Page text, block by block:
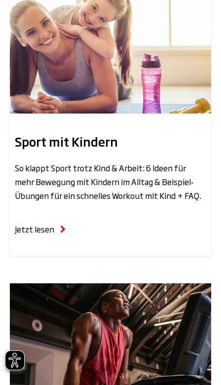
Sport mit Kindern
So klappt Sport trotz Kind & Arbeit: 6 Ideen für
mehr Bewegung mit Kindern im Alltag & Beispiel-
Übungen für ein schnelles Workout mit Kind + FAQ.
Jetzt lesen